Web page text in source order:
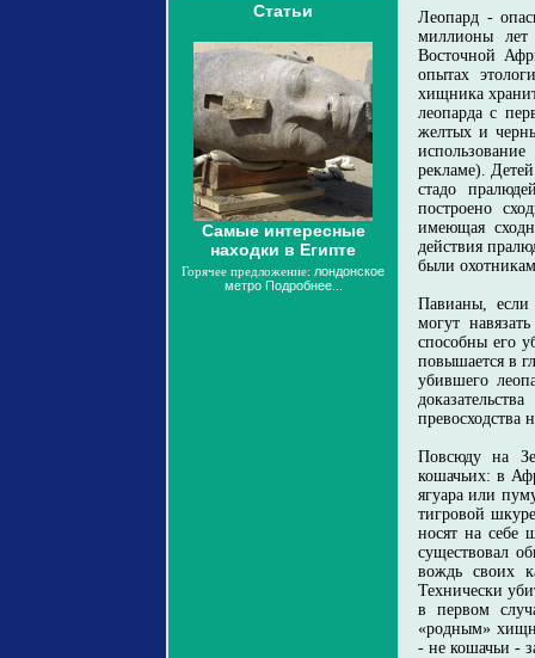
Статьи
Самые интересные
находки в Египте
Горячее предложение: лондонское
метро Подробнее...
Леопард -
миллионы лет
Восточной
опытах
хищника
леопарда с
желтых и
рекламе).
стадо
построено
имеющая
действия
были
Павианы, если
могут
способны его
повышается в
убившего
превосходства
Повсюду на
кошачьих: в
ягуара или
тигровой
носят на
существовал
вождь своих
Технически
в первом
«родным»
- не кошачьи -